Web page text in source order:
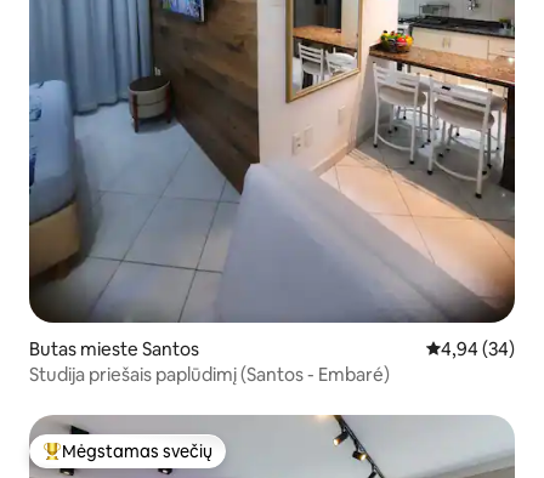
Butas mieste Santos Vidutinis
4,94 (34)
Studija priešais paplūdimį (Santos - Embaré)
Svečių mėgstamiausias
Mėgstamas svečių